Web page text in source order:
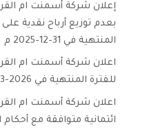
إعلان شركة أسمنت ام
بعدم توزيع أرباح نقدية
المنتهية في 31-12-2025 م
اعلان شركة أسمنت ام القرى
للفترة المنتهية في 2026-03-31 ( ثلاثة أشهر )
اعلان شركة أسمنت ام
ائتمانية متوافقة مع